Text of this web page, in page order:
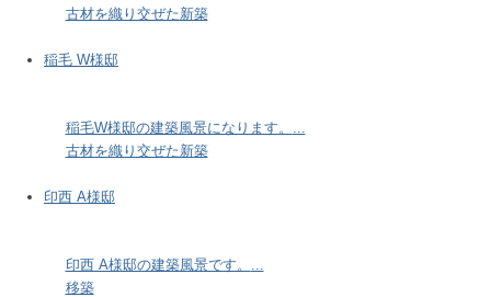
古材を織り交ぜた新築
稲毛 W様邸
稲毛W様邸の建築風景になります。
古材を織り交ぜた新築
印西 A様邸
印西 A様邸の建築風景です。
移築